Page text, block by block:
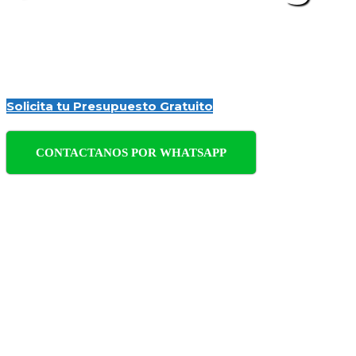
Solicita tu Presupuesto Gratuito
CONTACTANOS POR WHATSAPP